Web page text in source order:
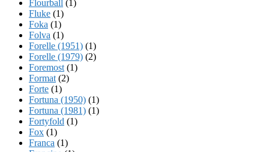
Flourball (1)
Fluke (1)
Foka (1)
Folva (1)
Forelle (1951) (1)
Forelle (1979) (2)
Foremost (1)
Format (2)
Forte (1)
Fortuna (1950) (1)
Fortuna (1981) (1)
Fortyfold (1)
Fox (1)
Franca (1)